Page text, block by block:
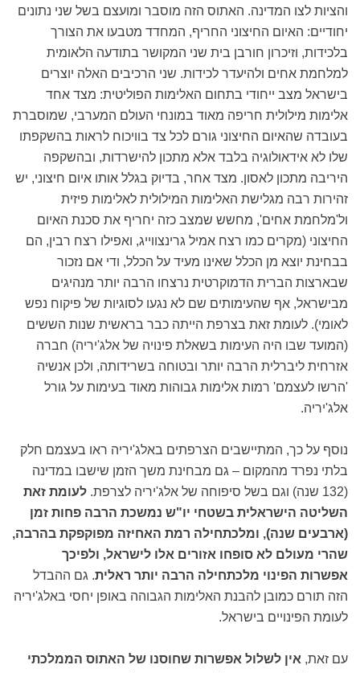
והציות לצו המדינה. האתוס הזה מוסבר ומועצם בשל שני נתונים
יחודיים: האיום החיצוני החריף, המחדד מטבעו את הצורך
בלכידות, וזיכרון חורבן בית שני המקושר בתודעה הלאומית
למלחמת אחים ולהיעדר לכידות. שני הרכיבים האלה יוצרים
בישראל מצב ייחודי בתחום האלימות הפוליטית: מצד אחד
אלימות מילולית חריפה מאוד במונחי העולם המערבי, שמוסברת
בעובדה שהאיום החיצוני גורם לכל צד בוויכוח לראות בהשקפתו
שלו לא אידאולוגיה בלבד אלא מתכון להישרדות, ובהשקפה
היריבה מתכון לאסון. מצד אחר, בדיוק בגלל אותו איום חיצוני, יש
זהירות רבה מגלישת האלימות המילולית לאלימות פיזית
ול'מלחמת אחים', מחשש שמצב כזה יחריף את סכנת האיום
החיצוני (מקרים כמו רצח אמיל גרינצווייג, ואפילו רצח רבין, הם
בבחינת יוצא מן הכלל שאינו מעיד על הכלל, ודי אם נזכור
שבארצות הברית הדמוקרטית נרצחו הרבה יותר מנהיגים
מבישראל, אף שהעימותים שם לא נגעו לסוגיות של פיקוח נפש
לאומי). לעומת זאת בצרפת הייתה כבר בראשית שנות הששים
(המועד שבו היה העימות בשאלת פינויה של אלג'יריה) חברה
אזרחית ליברלית הרבה יותר ובטוחה בשרידותה, ולכן אנשיה
'הרשו לעצמם' רמות אלימות גבוהות מאוד בעימות על גורל
אלג'יריה.
נוסף על כך, המתיישבים הצרפתים באלג'יריה ראו בעצמם חלק
בלתי נפרד מהמקום – גם מבחינת משך הזמן שישבו במדינה
(132 שנה) וגם בשל סיפוחה של אלג'יריה לצרפת.
לעומת זאת
השליטה הישראלית בשטחי יו"ש נמשכת הרבה פחות זמן
(ארבעים שנה), ומלכתחילה רמת האחיזה מפוקפקת בהרבה,
שהרי מעולם לא סופחו אזורים אלו לישראל, ולפיכך
אפשרות הפינוי מלכתחילה הרבה יותר ראלית. גם ההבדל
הזה תורם כמובן להבנת האלימות הגבוהה באופן יחסי באלג'יריה
לעומת הפינויים בישראל.
עם זאת, אין לשלול אפשרות שחוסנו של האתוס הממלכתי